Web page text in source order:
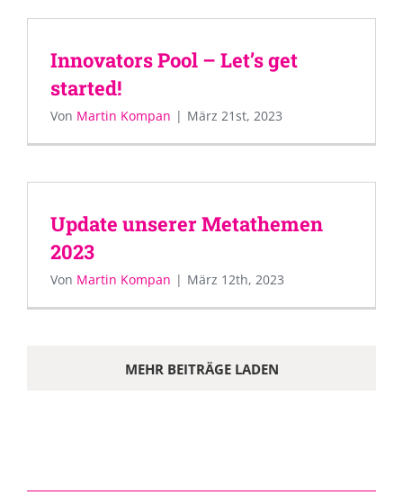
Innovators Pool – Let’s get
started!
Von Martin Kompan | März 21st, 2023
Update unserer Metathemen
2023
Von Martin Kompan | März 12th, 2023
MEHR BEITRÄGE LADEN